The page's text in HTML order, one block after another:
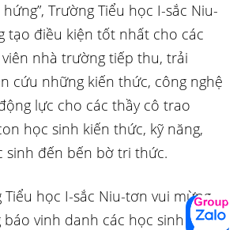
Trường Tiểu học I-sắc Niu-
tạo điều kiện tốt nhất cho các
nhà trường tiếp thu, trải
cứu những kiến thức, công nghệ
lực cho các thầy cô trao
học sinh kiến thức, kỹ năng,
sinh đến bến bờ tri thức.
Tiểu học I-sắc Niu-tơn vui mừng
vinh danh các học sinh đạt